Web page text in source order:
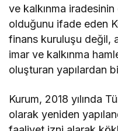
ve kalkınma
olduğunu ifade eden
finans kuruluşu değil,
imar ve kalkınma
oluşturan yapılardan
Kurum, 2018 yılında
olarak yeniden